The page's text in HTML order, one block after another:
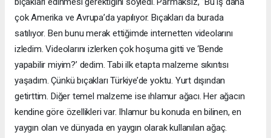
çok Amerika ve Avrupa’da yapılıyor. Bıçakları da burada
satılıyor. Ben bunu merak ettiğimde internetten videolarını
izledim. Videolarını izlerken çok hoşuma gitti ve ‘Bende
yapabilir miyim?’ dedim. Tabi ilk etapta malzeme sıkıntısı
yaşadım. Çünkü bıçakları Türkiye’de yoktu. Yurt dışından
getirttim. Diğer temel malzeme ise ıhlamur ağacı. Her ağacın
kendine göre özellikleri var. Ihlamur bu konuda en bilinen, en
yaygın olan ve dünyada en yaygın olarak kullanılan ağaç.